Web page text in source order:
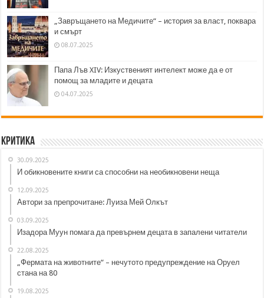
„Завръщането на Медичите“ – история за власт, поквара
и смърт
08.07.2025
Папа Лъв XIV: Изкуственият интелект може да е от
помощ за младите и децата
04.07.2025
Критика
30.09.2025
И обикновените книги са способни на необикновени неща
12.09.2025
Автори за препрочитане: Луиза Мей Олкът
03.09.2025
Изадора Муун помага да превърнем децата в запалени читатели
22.08.2025
„Фермата на животните“ – нечутото предупреждение на Оруел
стана на 80
19.08.2025